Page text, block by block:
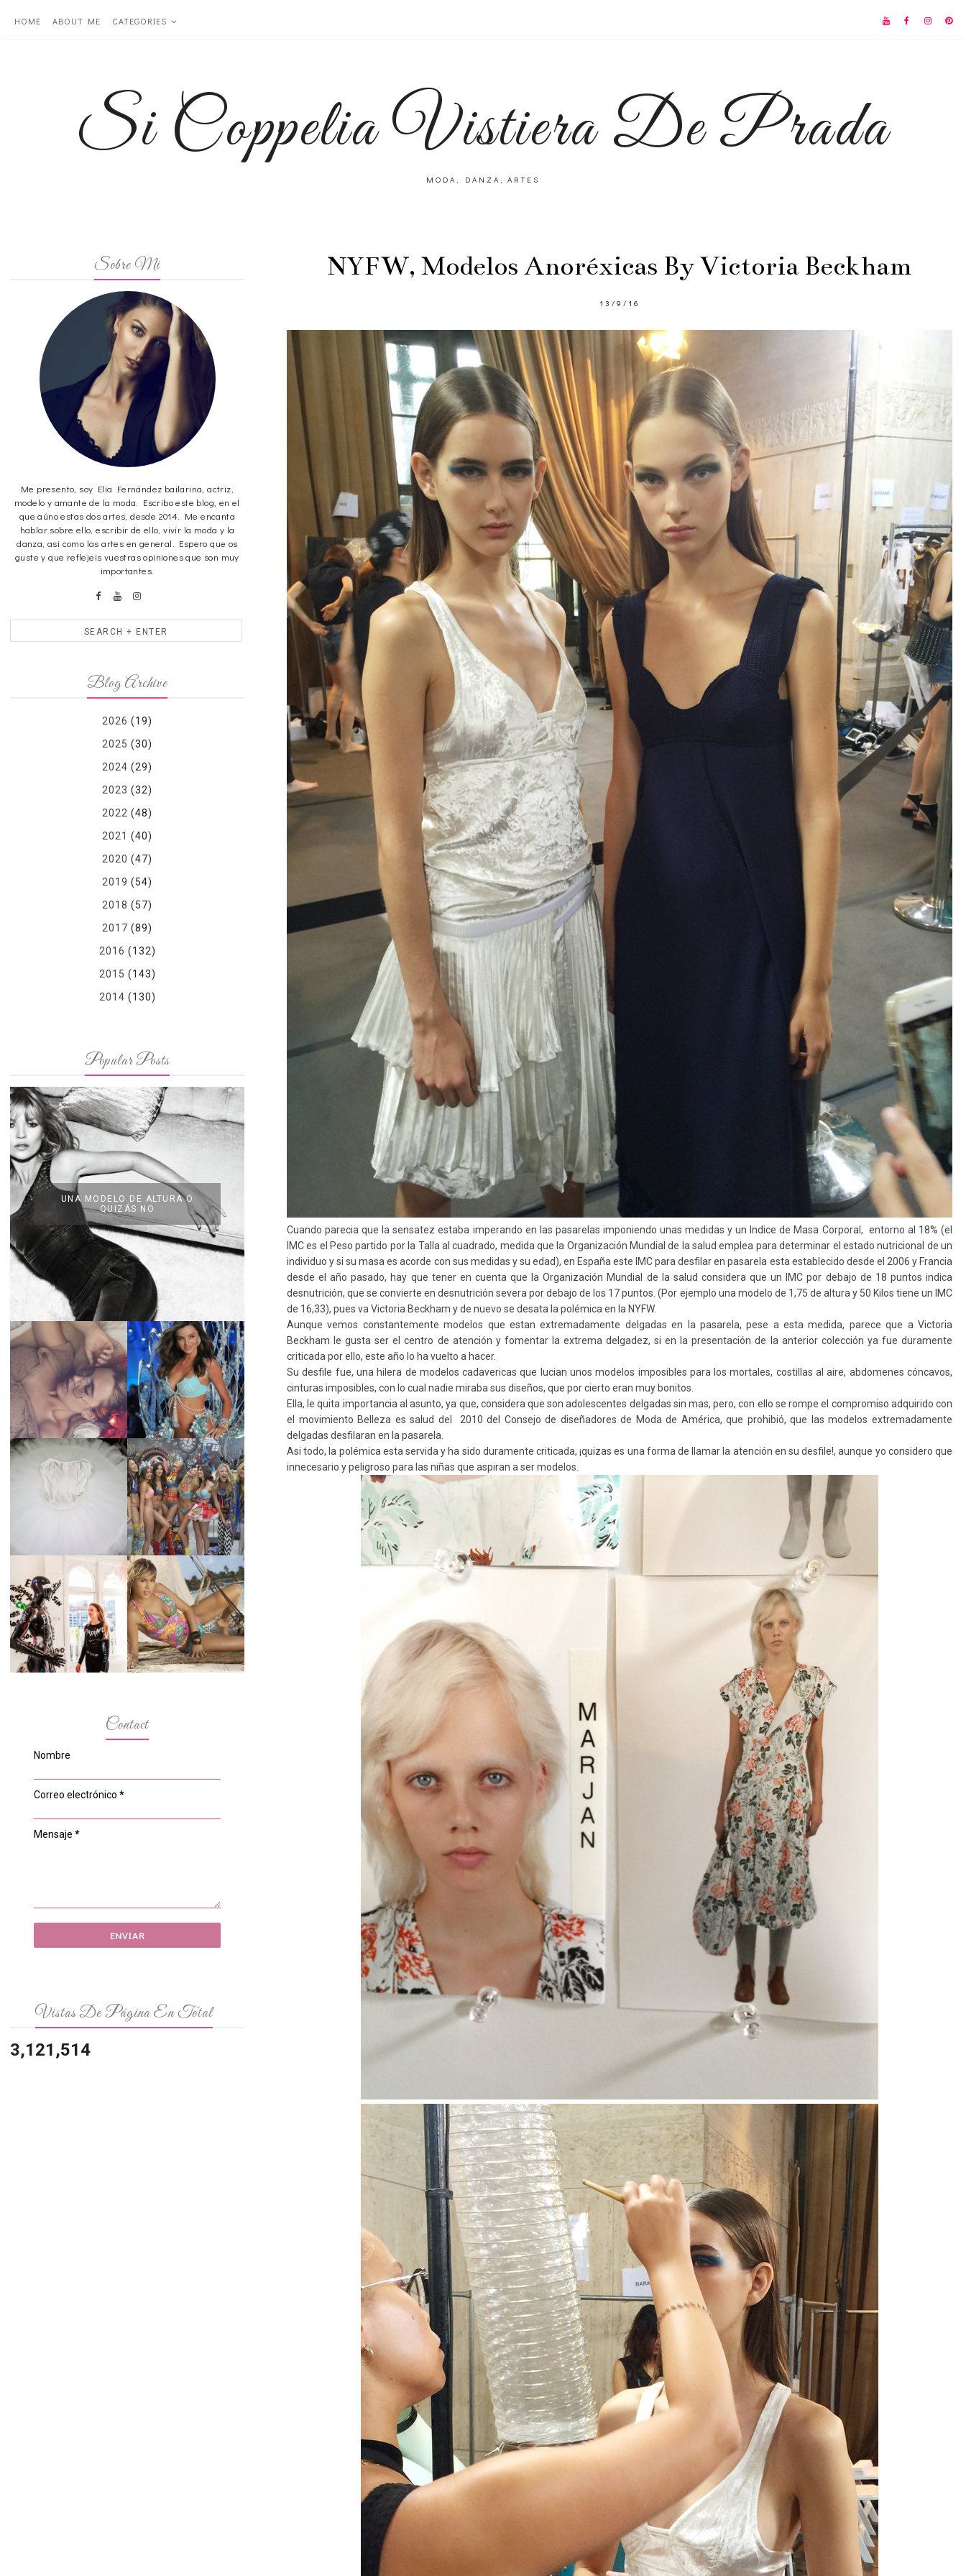
HOME ABOUT ME CATEGORIES
Si Coppelia Vistiera De Prada
MODA, DANZA, ARTES
NYFW, Modelos Anoréxicas By Victoria Beckham
13/9/16
Cuando parecia que la sensatez estaba imperando en las pasarelas imponiendo unas medidas y un Indice de Masa Corporal, entorno al 18% (el
IMC es el Peso partido por la Talla al cuadrado, medida que la Organización Mundial de la salud emplea para determinar el estado nutricional de un
individuo y si su masa es acorde con sus medidas y su edad), en España este IMC para desfilar en pasarela esta establecido desde el 2006 y Francia
desde el año pasado, hay que tener en cuenta que la Organización Mundial de la salud considera que un IMC por debajo de 18 puntos indica
desnutrición, que se convierte en desnutrición severa por debajo de los 17 puntos. (Por ejemplo una modelo de 1,75 de altura y 50 Kilos tiene un IMC
de 16,33), pues va Victoria Beckham y de nuevo se desata la polémica en la NYFW.
Aunque vemos constantemente modelos que estan extremadamente delgadas en la pasarela, pese a esta medida, parece que a Victoria
Beckham le gusta ser el centro de atención y fomentar la extrema delgadez, si en la presentación de la anterior colección ya fue duramente
criticada por ello, este año lo ha vuelto a hacer.
Su desfile fue, una hilera de modelos cadavericas que lucian unos modelos imposibles para los mortales, costillas al aire, abdomenes cóncavos,
cinturas imposibles, con lo cual nadie miraba sus diseños, que por cierto eran muy bonitos.
Ella, le quita importancia al asunto, ya que, considera que son adolescentes delgadas sin mas, pero, con ello se rompe el compromiso adquirido con
el movimiento Belleza es salud del 2010 del Consejo de diseñadores de Moda de América, que prohibió, que las modelos extremadamente
delgadas desfilaran en la pasarela.
Asi todo, la polémica esta servida y ha sido duramente criticada, ¡quizas es una forma de llamar la atención en su desfile!, aunque yo considero que
innecesario y peligroso para las niñas que aspiran a ser modelos.
Sobre Mi
Me presento, soy Elia Fernández bailarina, actriz,
modelo y amante de la moda. Escribo este blog, en el
que aúno estas dos artes, desde 2014. Me encanta
hablar sobre ello, escribir de ello, vivir la moda y la
danza, asi como las artes en general. Espero que os
guste y que reflejeis vuestras opiniones que son muy
importantes.
Blog Archive
2026 (19)
2025 (30)
2024 (29)
2023 (32)
2022 (48)
2021 (40)
2020 (47)
2019 (54)
2018 (57)
2017 (89)
2016 (132)
2015 (143)
2014 (130)
Popular Posts
UNA MODELO DE ALTURA O
QUIZÁS NO
LA BAILARINA
BLANCA DE LA
CRUZ O COMO
REINVENTARSE
ANTE LA
ADVERSIDAD.
LA ALTURA DE LAS
MODELOS MAS
ALTAS
TUTORIAL PARA
HACER UN TUTÚ
DE BALLET DE
¿QUIERES SABER
LA EDAD Y ALTURA
DE LAS MODELOS
VICTORIA'S
SECRET 2017?
MARGA GONZÁLEZ
Y ELIA FERNÁNDEZ
DIALOGAN EN
ESPACIO DEL
ANONIMATO, LA
CASA ROSA DE
OVIEDO
LA ALTURA DE LAS
MODELOS MAS
BAJITAS
Contact
Nombre
Correo electrónico *
Mensaje *
Vistas De Página En Total
3,121,514